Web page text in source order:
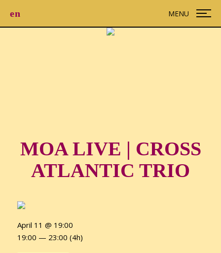
en MENU
MOA LIVE | CROSS
ATLANTIC TRIO
April 11 @ 19:00
19:00 — 23:00 (4h)